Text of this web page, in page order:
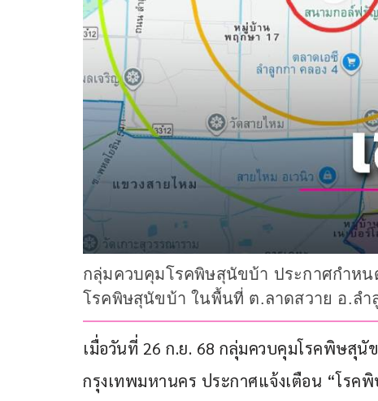
กลุ่มควบคุมโรคพิษสุนัขบ้า ประกาศกำหน
โรคพิษสุนัขบ้า ในพื้นที่ ต.ลาดสวาย อ.ลำ
เมื่อวันที่ 26 ก.ย. 68 กลุ่มควบคุมโรคพิษสุ
กรุงเทพมหานคร ประกาศแจ้งเตือน “โร